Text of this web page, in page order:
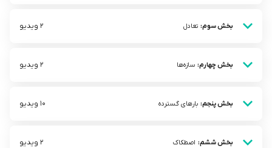
بخش سوم: تعادل 2 ویدیو
بخش چهارم: سازه‌ها 2 ویدیو
بخش پنجم: بار‌های گسترده 10 ویدیو
بخش ششم: اصطکاک 2 ویدیو